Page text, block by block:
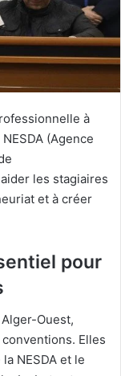
à
(Agence
les stagiaires
et à créer
pour
Ouest,
Elles
NESDA et le